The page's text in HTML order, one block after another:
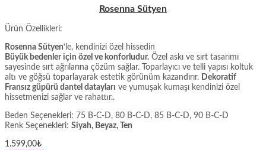
Rosenna Sütyen
Ürün Özellikleri:
Rosenna Sütyen‘le, kendinizi özel hissedin
Büyük bedenler için özel ve konforludur. Özel askı ve sırt tasarımı
sayesinde sırt ağrılarına çözüm sağlar. Toparlayıcı ve telli yapısı koltuk
altı ve göğsü toparlayarak estetik görünüm kazandırır. Dekoratif
Fransız güpürü dantel datayları ve yumuşak kumaşı kendinizi özel
hissetmenizi sağlar ve rahattır..
Beden Seçenekleri: 75 B-C-D, 80 B-C-D, 85 B-C-D, 90 B-C-D
Renk Seçenekleri: Siyah, Beyaz, Ten
1.599,00₺